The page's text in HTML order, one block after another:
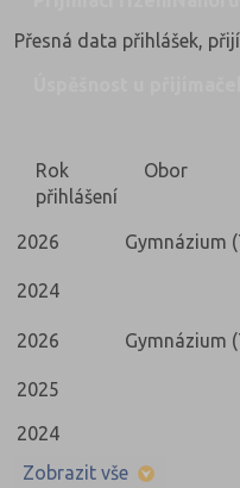
Přesná data přihlášek,
Rok
přihlášení
Obor
2026 Gymnázium
2024
2026 Gymnázium
2025
2024
Zobrazit vše